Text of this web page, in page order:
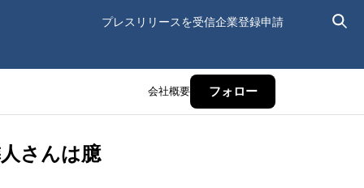
プレスリリースを受信企業登録申請
会社概要 フォロー
さんは臆